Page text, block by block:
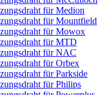
für Medion
für Mountfield
für Mowox
für MTD
für NAC
für Orbex
für Parkside
für Philips